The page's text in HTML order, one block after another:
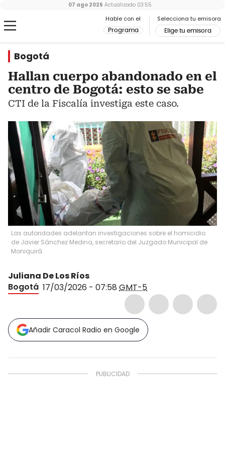
Hable con el
Programa
Selecciona tu emisora
Elige tu emisora
07 ago 2026 Actualizado 03:55
Bogotá
Hallan cuerpo abandonado en el
centro de Bogotá: esto se sabe
CTI de la Fiscalía investiga este caso.
Las autoridades adelantan investigaciones sobre el homicidio
de Javier Sánchez Medina, secretario del Juzgado Municipal de
Moniquirá.
Juliana De Los Ríos
Bogotá 17/03/2026 - 07:58 GMT-5
Añadir Caracol Radio en Google